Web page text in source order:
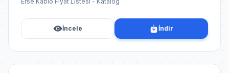
İncele İndir